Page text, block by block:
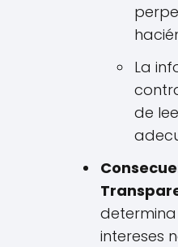
La
de
intereses